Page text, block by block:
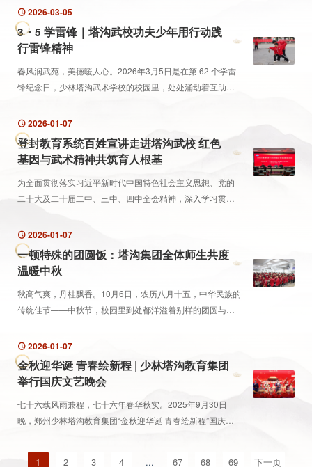
着集团的深情厚谊，走进家属楼，亲切慰问了塔沟...
2026-03-05
3・5 学雷锋｜塔沟武校功夫少年用行动践
行雷锋精神
春风润武苑，美德暖人心。2026年3月5日是在第 62 个学雷
锋纪念日，少林塔沟武术学校的校园里，处处涌动着互助的
2026-01-07
登封教育系统百姓宣讲走进塔沟武校 红色
基因与武术精神共筑育人根基
为全面贯彻落实习近平新时代中国特色社会主义思想、党的
二十大及二十届二中、三中、四中全会精神，深入学习贯彻
署，11月3日下午，登封市教育系统百姓宣讲活动...
2026-01-07
一顿特殊的团圆饭：塔沟集团全体师生共度
温暖中秋
秋高气爽，丹桂飘香。10月6日，农历八月十五，中华民族的
传统佳节——中秋节，校园里到处都洋溢着别样的团圆与活
2026-01-07
金秋迎华诞 青春绘新程 | 少林塔沟教育集团
举行国庆文艺晚会
七十六载风雨兼程，七十六年春华秋实。2025年9月30日
晚，郑州少林塔沟教育集团“金秋迎华诞 青春绘新程”国庆文
春之名，共同书写对祖国的深情告白。
1 2 3 4 ... 67 68 69 下一页